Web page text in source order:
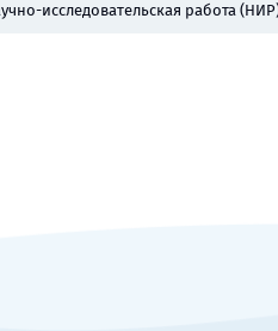
исследовательская работа